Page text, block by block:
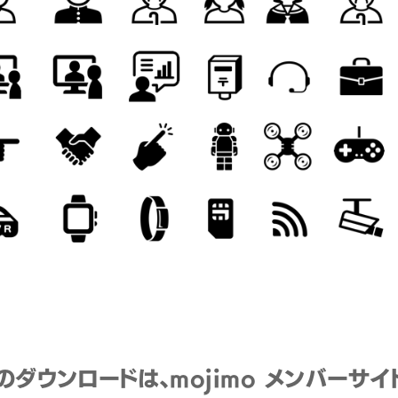
ダウンロードは、mojimo メンバーサイ